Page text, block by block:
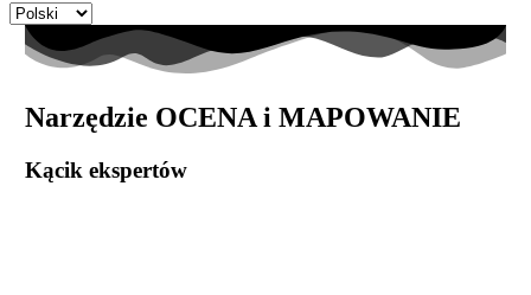
Wybierz
język
Narzędzie OCENA i MAPOWANIE
Kącik ekspertów